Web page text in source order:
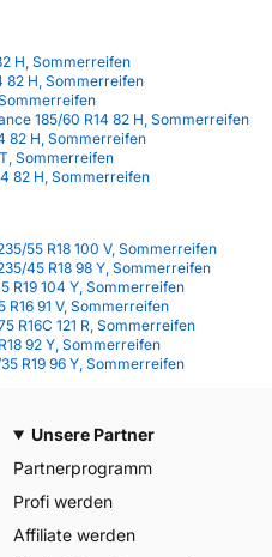
H, Sommerreifen
82 H, Sommerreifen
185/60 R14 82 H, Sommerreifen
82 H, Sommerreifen
Sommerreifen
82 H, Sommerreifen
55 R18 100 V, Sommerreifen
45 R18 98 Y, Sommerreifen
R19 104 Y, Sommerreifen
R16 91 V, Sommerreifen
R16C 121 R, Sommerreifen
92 Y, Sommerreifen
R19 96 Y, Sommerreifen
Unsere Partner
Partnerprogramm
Profi werden
Affiliate werden